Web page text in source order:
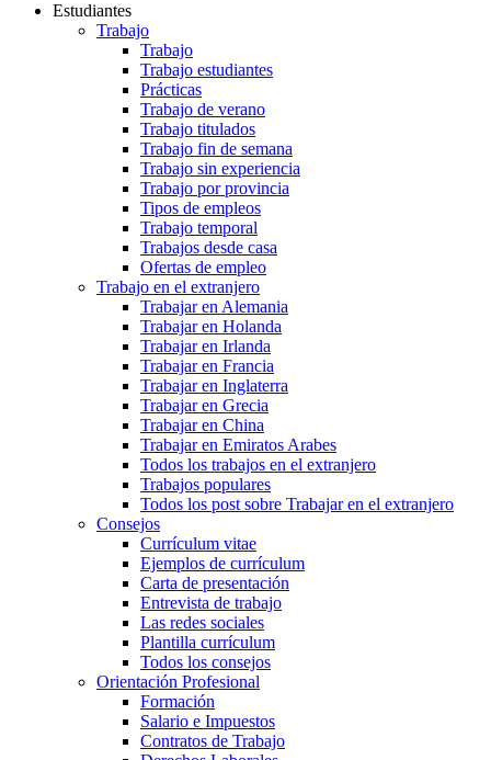
Estudiantes
Trabajo
Trabajo
Trabajo estudiantes
Prácticas
Trabajo de verano
Trabajo titulados
Trabajo fin de semana
Trabajo sin experiencia
Trabajo por provincia
Tipos de empleos
Trabajo temporal
Trabajos desde casa
Ofertas de empleo
Trabajo en el extranjero
Trabajar en Alemania
Trabajar en Holanda
Trabajar en Irlanda
Trabajar en Francia
Trabajar en Inglaterra
Trabajar en Grecia
Trabajar en China
Trabajar en Emiratos Arabes
Todos los trabajos en el extranjero
Trabajos populares
Todos los post sobre Trabajar en el extranjero
Consejos
Currículum vitae
Ejemplos de currículum
Carta de presentación
Entrevista de trabajo
Las redes sociales
Plantilla currículum
Todos los consejos
Orientación Profesional
Formación
Salario e Impuestos
Contratos de Trabajo